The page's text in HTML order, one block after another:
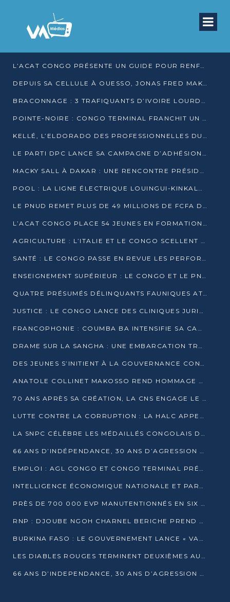
L’ACAT CONGO PRÉSENTE UN GUIDE POUR RENFORCER LES GARANTIES JUDICIAIRES EN GARDE À VUE
DEPUIS SA CELLULE À OUESSO, JONAS FRED MAKITA DÉNONCE CE QU’IL QUALIFIE DE DÉNI DE JUSTICE
BRACONNAGE : 3 TRAFIQUANTS D’IVOIRE LOURDEMENT CONDAMNÉS À DJAMBALA
POINTE-NOIRE : CONGO TERMINAL FRANCHIT UN CAP HISTORIQUE AVEC 99 MOUVEMENTS/HEURE
KELLÉ, L’ELDORADO DES PROFESSIONNELLES DU SEXE
LE PARTI DPC LANCE SA CAMPAGNE D’ADHÉSIONS ET VEUT STRUCTURER SA PRÉSENCE DANS LES 15 DÉPARTEMENTS
MACKY SALL À DAKAR : UNE RENCONTRE PRÉSIDENTIELLE QUI DIVISE L’OPINION SÉNÉGALAISE
POOL : LA LIGNE ÉLECTRIQUE LOUINGUI-KINKALA-BOKO MISE EN SERVICE
LE PNUD REMET PLUS DE 49 MILLIONS DE FCFA D’ÉQUIPEMENTS POUR ACCÉLÉRER LA NUMÉRISATION DU SYSTÈME DE SANTÉ
L’ACAT CONGO PLACE 54 JEUNES EN FORMATION PROFESSIONNELLE
AGRICULTURE : L’ITALIE ET LE CONGO SCELLENT UN PARTENARIAT POUR UNE PRODUCTION LOCALE DURABLE
SANTÉ : LE CONGO PASSE EN REVUE LES PERFORMANCES DE SES HÔPITAUX À MI-PARCOURS
ENSEIGNEMENT SUPÉRIEUR : LE CONGO ET LE PNUD VEULENT RAPPROCHER LA FORMATION UNIVERSITAIRE DES BESOINS DU MARCHÉ DE L’EMPLOI
QUATRE PRÉSUMÉS DÉLINQUANTS FAUNIQUES ATTENDUS DEVANT LA JUSTICE POUR TRAFIC D’IVOIRE
JUSTICE : LE CONGO LANCE DES CLINIQUES JURIDIQUES POUR RAPPROCHER LE DROIT DES CITOYENS
FRANCOPHONIE : COUMBA BA INTENSIFIE SA CAMPAGNE POUR LA SUCCESSION À LA TÊTE DE L’OIF
DRAME SUR LA SANGHA : UNE EMBARCATION TRANSPORTANT DES FIDÈLES DE « NZAMBÉ YA L’HUILE » FAIT NAUFRAGE À OUESSO
DES JEUNES S’INITIENT À LA GOUVERNANCE CONTINENTALE À BRAZZAVILLE
ANATOLE COLLINET MAKOSSO REND HOMMAGE À JEAN-PAUL PIGASSE
70 ANS APRÈS SA CRÉATION, LA CNS ENGAGE LE VIRAGE DE LA DIGITALISATION
LUTTE CONTRE LA CORRUPTION : LA HALC APPELLE À PASSER DES DISCOURS AUX ACTES
LA SNPC CÉLÈBRE LES MÉDAILLÉS CONGOLAIS DES OLYMPIADES PANAFRICAINES DE MATHÉMATIQUES 2026
66 ANS D’INDÉPENDANCE, 30 ANS D’AGRESSION RWANDAISE : 4 PRÉSIDENCES, UN ÉCHEC COLLECTIF
EMPLOI : AGL CONGO ET CONGO TERMINAL PRÉSÉLECTIONNENT PLUS DE 70 JEUNES À POINTE-NOIRE
INTELLIGENCE ÉCONOMIQUE NATIONALE ET PARTENARIATS INTERNATIONAUX : VERS UNE DOCTRINE SOUVERAINE DE SÉCURITÉ ÉCONOMIQUE
PRÈS DE 700 000 EVP MANUTENTIONNÉS EN SIX MOIS PAR CONGO TERMINAL
RNP : DJOUBE NGOH CHARNEL BERICHE PREND LES RÊNES DU PARTI
BURKINA FASO : LE GOUVERNEMENT LANCE « VACANCES UTILES 2026 » POUR FORMER LES ÉLÈVES À 15 MÉTIERS
LES DIABLES ROUGES TERMINENT DEUXIÈMES AU CHAMPIONNAT D’AFRIQUE ZONE 3
66 ANS D’INDEPENDANCE, 30 ANS D’AGRESSION RWAN DAISE : 4 PRESIDENCES, UN ECHEC COLLECTIF